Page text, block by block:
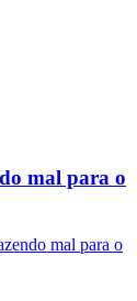
mal para o
mal para o